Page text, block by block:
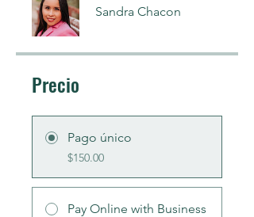
Sandra Chacon
Precio
Pago único
$150.00
Pay Online with Business